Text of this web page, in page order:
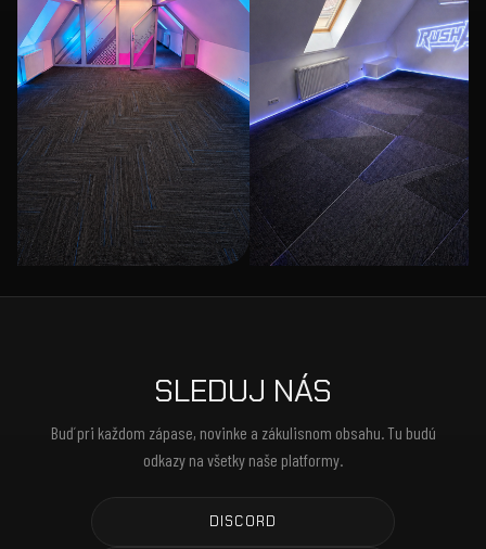
SLEDUJ NÁS
Buď pri každom zápase, novinke a zákulisnom obsahu. Tu budú
odkazy na všetky naše platformy.
DISCORD